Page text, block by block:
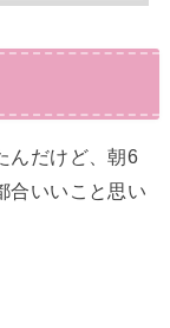
んだけど、朝6
合いいこと思い